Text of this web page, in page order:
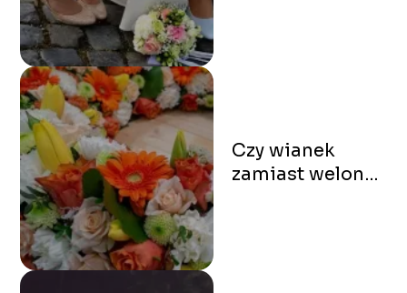
Czy wianek
zamiast welonu